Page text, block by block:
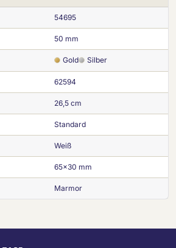
54695
50 mm
Gold Silber
62594
26,5 cm
Standard
Weiß
65x30 mm
Marmor